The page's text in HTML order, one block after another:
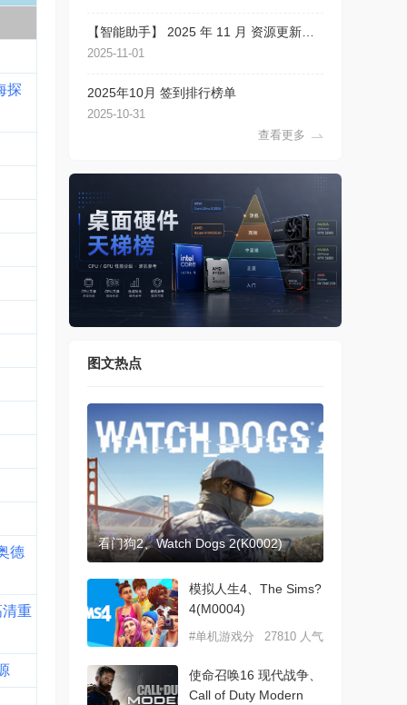
探
德
清重
2025-11-01
2025年10月 签到排行榜单
2025-10-31
查看更多
图文热点
看门狗2、Watch Dogs 2(K0002)
模拟人生4、The Sims?
4(M0004)
27810 人气
#单机游戏分
使命召唤16 现代战争、
Call of Duty Modern